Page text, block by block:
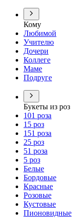
Кому
Любимой
Учителю
Дочери
Коллеге
Маме
Подруге
Букеты из роз
101 роза
15 роз
151 роза
25 роз
51 роза
5 роз
Белые
Бордовые
Красные
Розовые
Кустовые
Пионовидные